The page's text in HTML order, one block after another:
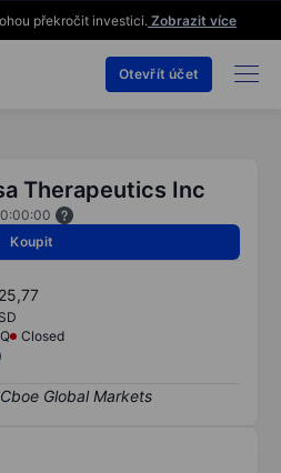
překročit investici. Zobrazit více
Otevřít účet
Therapeutics Inc
Koupit
25,77
Closed